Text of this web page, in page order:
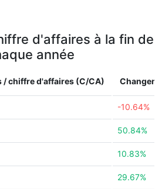
d'affaires à la fin de
année
/ chiffre d'affaires (C/CA)
-10.64%
50.84%
10.83%
29.67%